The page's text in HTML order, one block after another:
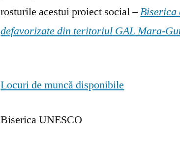
rosturile acestui proiect social –
defavorizate din teritoriul GAL Mara-
Locuri de muncă disponibile
Biserica UNESCO